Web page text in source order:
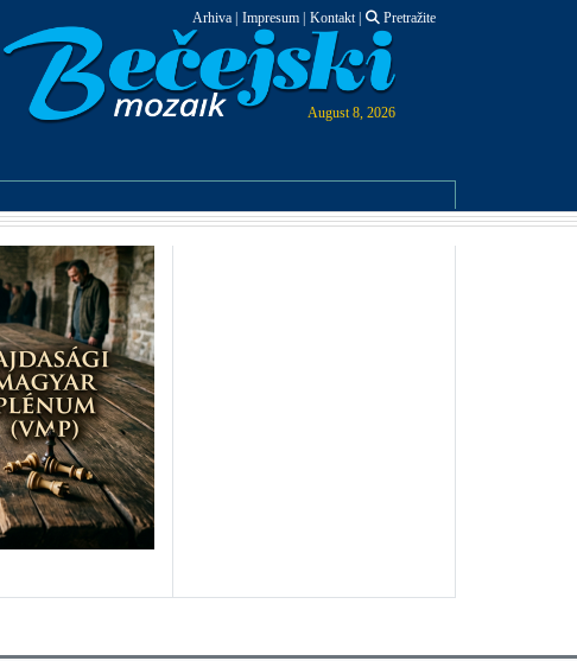
Arhiva Impresum Kontakt| Pretražite
August 8, 2026